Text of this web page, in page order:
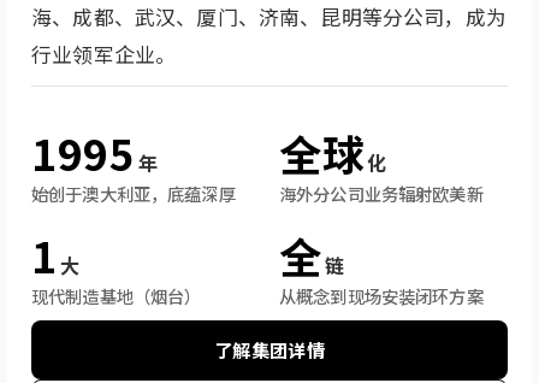
海、成都、武汉、厦门、济南、昆明等分公司，成为
行业领军企业。
1995 年
始创于澳大利亚，底蕴深厚
全球化
海外分公司业务辐射欧美新
1 大
现代制造基地（烟台）
全链
从概念到现场安装闭环方案
了解集团详情